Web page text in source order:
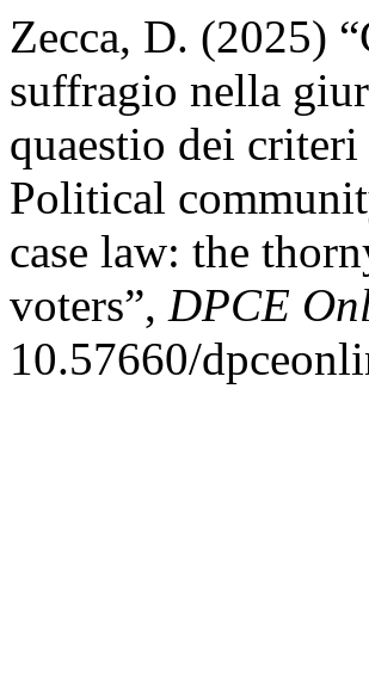
Zecca, D. (2025)
suffragio nella
quaestio dei
Political
case law: the
voters”, DPCE
10.57660/